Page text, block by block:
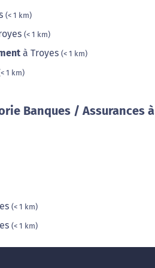
(< 1 km)
(< 1 km)
à Troyes (< 1 km)
1 km)
Banques / Assurances à
(< 1 km)
(< 1 km)